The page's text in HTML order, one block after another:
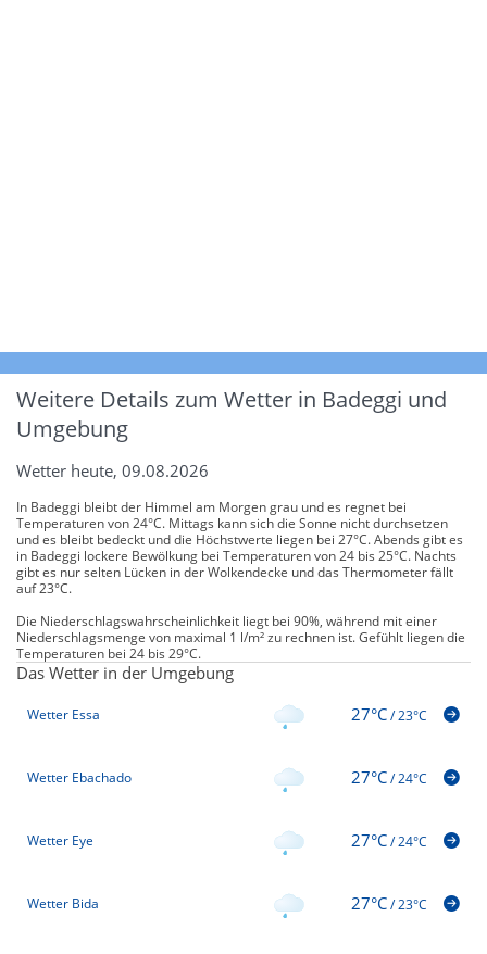
Weitere Details zum Wetter in Badeggi und
Umgebung
Wetter heute, 09.08.2026
In Badeggi bleibt der Himmel am Morgen grau und es regnet bei
Temperaturen von 24°C. Mittags kann sich die Sonne nicht durchsetzen
und es bleibt bedeckt und die Höchstwerte liegen bei 27°C. Abends gibt es
in Badeggi lockere Bewölkung bei Temperaturen von 24 bis 25°C. Nachts
gibt es nur selten Lücken in der Wolkendecke und das Thermometer fällt
auf 23°C.
Die Niederschlagswahrscheinlichkeit liegt bei 90%, während mit einer
Niederschlagsmenge von maximal 1 l/m² zu rechnen ist. Gefühlt liegen die
Temperaturen bei 24 bis 29°C.
Das Wetter in der Umgebung
Wetter Essa 27°C/23°C
Wetter Ebachado 27°C/24°C
Wetter Eye 27°C/24°C
Wetter Bida 27°C/23°C